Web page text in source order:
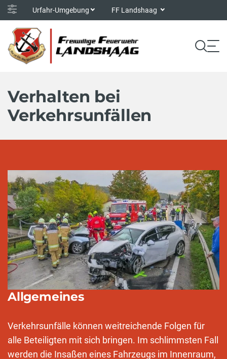
Urfahr-Umgebung FF Landshaag
Verhalten bei
Verkehrsunfällen
Allgemeines
Verkehrsunfälle können weitreichende Folgen für
alle Beteiligten mit sich bringen. Im schlimmsten Fall
werden die Insaßen eines Fahrzeugs im Innenraum,